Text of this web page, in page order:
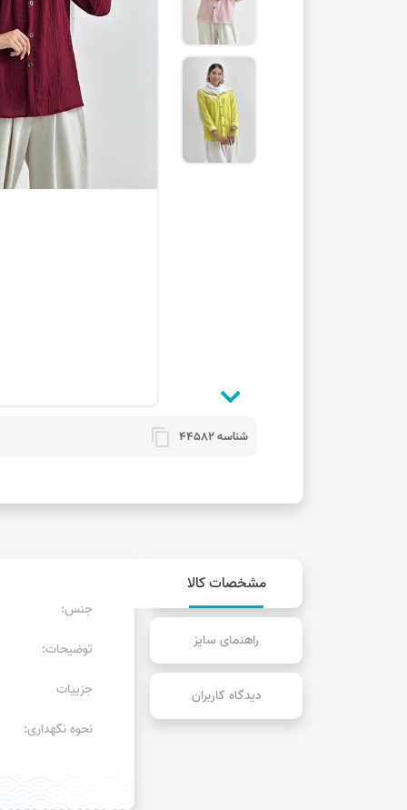
شناسه 44582 content_copy
مشخصات کالا
راهنمای سایز
دیدگاه کاربران
جنس:
توضیحات:
جزییات
نحوه نگهداری: